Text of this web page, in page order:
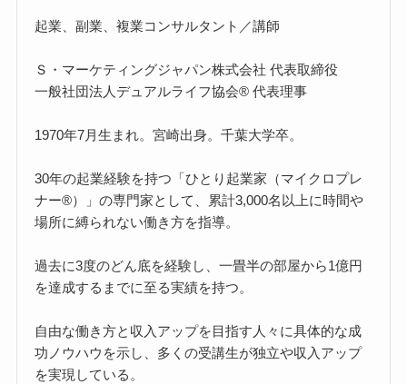
起業、副業、複業コンサルタント／講師
Ｓ・マーケティングジャパン株式会社 代表取締役
一般社団法人デュアルライフ協会® 代表理事
1970年7月生まれ。宮崎出身。千葉大学卒。
30年の起業経験を持つ「ひとり起業家（マイクロプレ
ナー®）」の専門家として、累計3,000名以上に時間や
場所に縛られない働き方を指導。
過去に3度のどん底を経験し、一畳半の部屋から1億円
を達成するまでに至る実績を持つ。
自由な働き方と収入アップを目指す人々に具体的な成
功ノウハウを示し、多くの受講生が独立や収入アップ
を実現している。